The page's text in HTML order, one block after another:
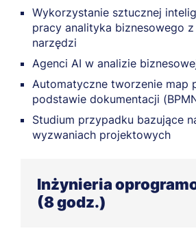
Wykorzystanie sztucznej
pracy analityka biznesowego z
narzędzi
Agenci AI w analizie
Automatyczne tworzenie map
podstawie dokumentacji
Studium przypadku bazujące
wyzwaniach projektowych
Inżynieria
(8 godz.)